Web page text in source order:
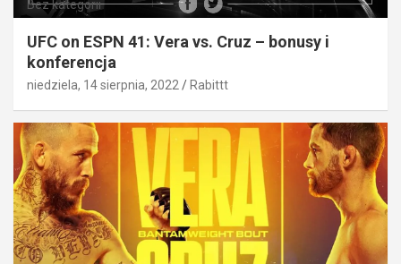
Bez kategorii
UFC on ESPN 41: Vera vs. Cruz – bonusy i
konferencja
niedziela, 14 sierpnia, 2022 Rabittt